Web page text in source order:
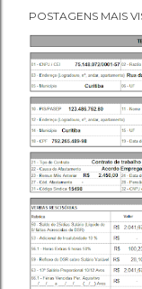
POSTAGENS MAIS